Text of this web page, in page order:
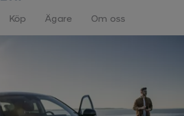
Köp Ägare
Om oss